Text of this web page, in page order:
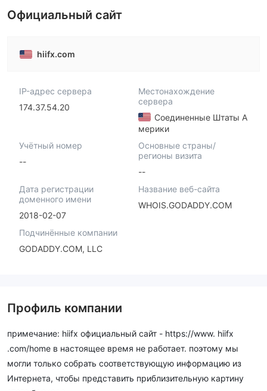
Официальный сайт
hiifx.com
IP-адрес сервера
174.37.54.20
Местонахождение
сервера
Соединенные Штаты А
мерики
Учётный номер
--
Основные страны/
регионы визита
--
Дата регистрации
доменного имени
2018-02-07
Название веб-сайта
WHOIS.GODADDY.COM
Подчинённые компании
GODADDY.COM, LLC
Профиль компании
примечание: hiifx официальный сайт - https://www. hiifx
.com/home в настоящее время не работает. поэтому мы
могли только собрать соответствующую информацию из
Интернета, чтобы представить приблизительную картину